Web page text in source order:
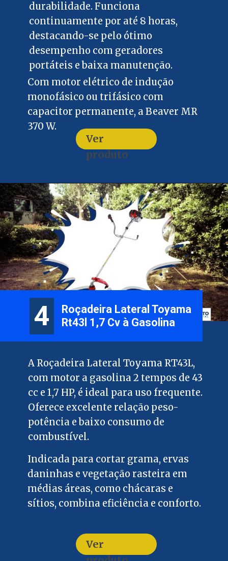
durabilidade. Funciona
continuamente por até 8 horas,
destacando-se pelo ótimo
desempenho com geradores
portáteis e baixa manutenção.
Ver
produto
Com motor elétrico de indução
monofásico ou trifásico com
capacitor permanente, a Beaver MR
370 W.
Roçadeira Lateral Toyama
Rt43l 1,7 Cv à Gasolina
A Roçadeira Lateral Toyama RT43L,
com motor a gasolina 2 tempos de 43
cc e 1,7 HP, é ideal para uso frequente.
Oferece excelente relação peso-
potência e baixo consumo de
combustível.
4
4
Ver
Indicada para cortar grama, ervas
daninhas e vegetação rasteira em
médias áreas, como chácaras e
sítios, combina eficiência e conforto.